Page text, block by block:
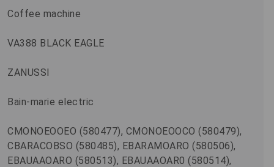
Coffee machine
VA388 BLACK EAGLE
ZANUSSI
Bain-marie electric
CMONOEOOEO (580477), CMONOEOOCO (580479),
CBARACOBSO (580485), EBARAMOARO (580506),
EBAUAAOARO (580513), EBAUAAOAR0 (580514),